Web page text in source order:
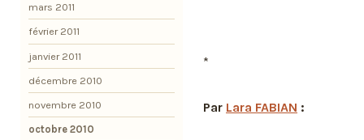
*
Par Lara FABIAN :
mars 2011
février 2011
janvier 2011
décembre 2010
novembre 2010
octobre 2010